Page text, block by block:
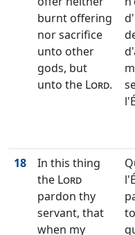
burnt offering
nor sacrifice
unto other
gods, but
unto the Lord.
l'
18
In this thing
the Lord
pardon thy
servant, that
when my
l'